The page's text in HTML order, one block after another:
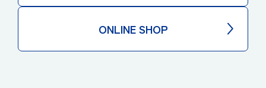
ONLINE SHOP